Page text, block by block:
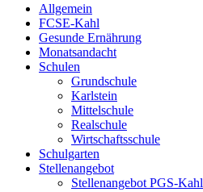
Allgemein
FCSE-Kahl
Gesunde Ernährung
Monatsandacht
Schulen
Grundschule
Karlstein
Mittelschule
Realschule
Wirtschaftsschule
Schulgarten
Stellenangebot
Stellenangebot PGS-Kahl